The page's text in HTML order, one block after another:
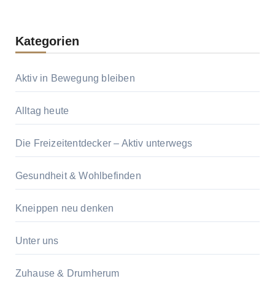
Kategorien
Aktiv in Bewegung bleiben
Alltag heute
Die Freizeitentdecker – Aktiv unterwegs
Gesundheit & Wohlbefinden
Kneippen neu denken
Unter uns
Zuhause & Drumherum